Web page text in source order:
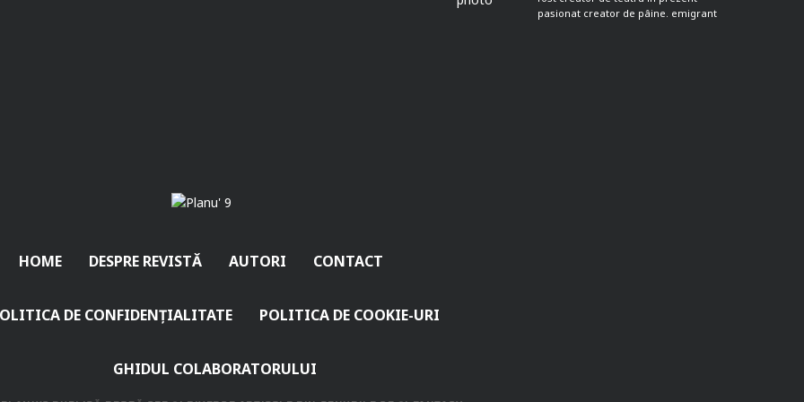
pasionat creator de pâine. emigrant
HOME DESPRE REVISTĂ AUTORI CONTACT
DE CONFIDENȚIALITATE POLITICA DE COOKIE-URI
GHIDUL COLABORATORULUI